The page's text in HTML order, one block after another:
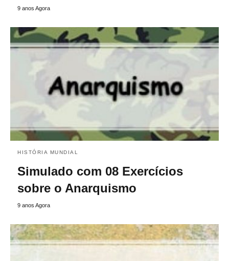
9 anos Agora
HISTÓRIA MUNDIAL
Simulado com 08 Exercícios
sobre o Anarquismo
9 anos Agora